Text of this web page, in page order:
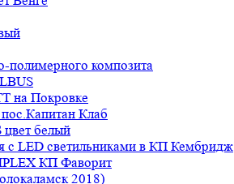
полимерного композита
на Покровке
Клаб
цвет белый
с LED светильниками в КП Кембридж
КП Фаворит
2018)